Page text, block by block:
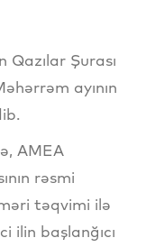
Şurası
ayının
AMEA
rəsmi
təqvimi ilə
ilin başlanğıcı